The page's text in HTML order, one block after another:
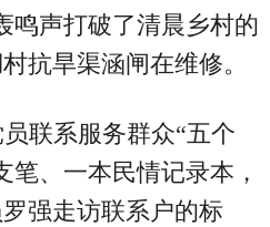
鸣声打破了清晨乡村的
抗旱渠涵闸在维修。
联系服务群众“五个
笔、一本民情记录本，
强走访联系户的标